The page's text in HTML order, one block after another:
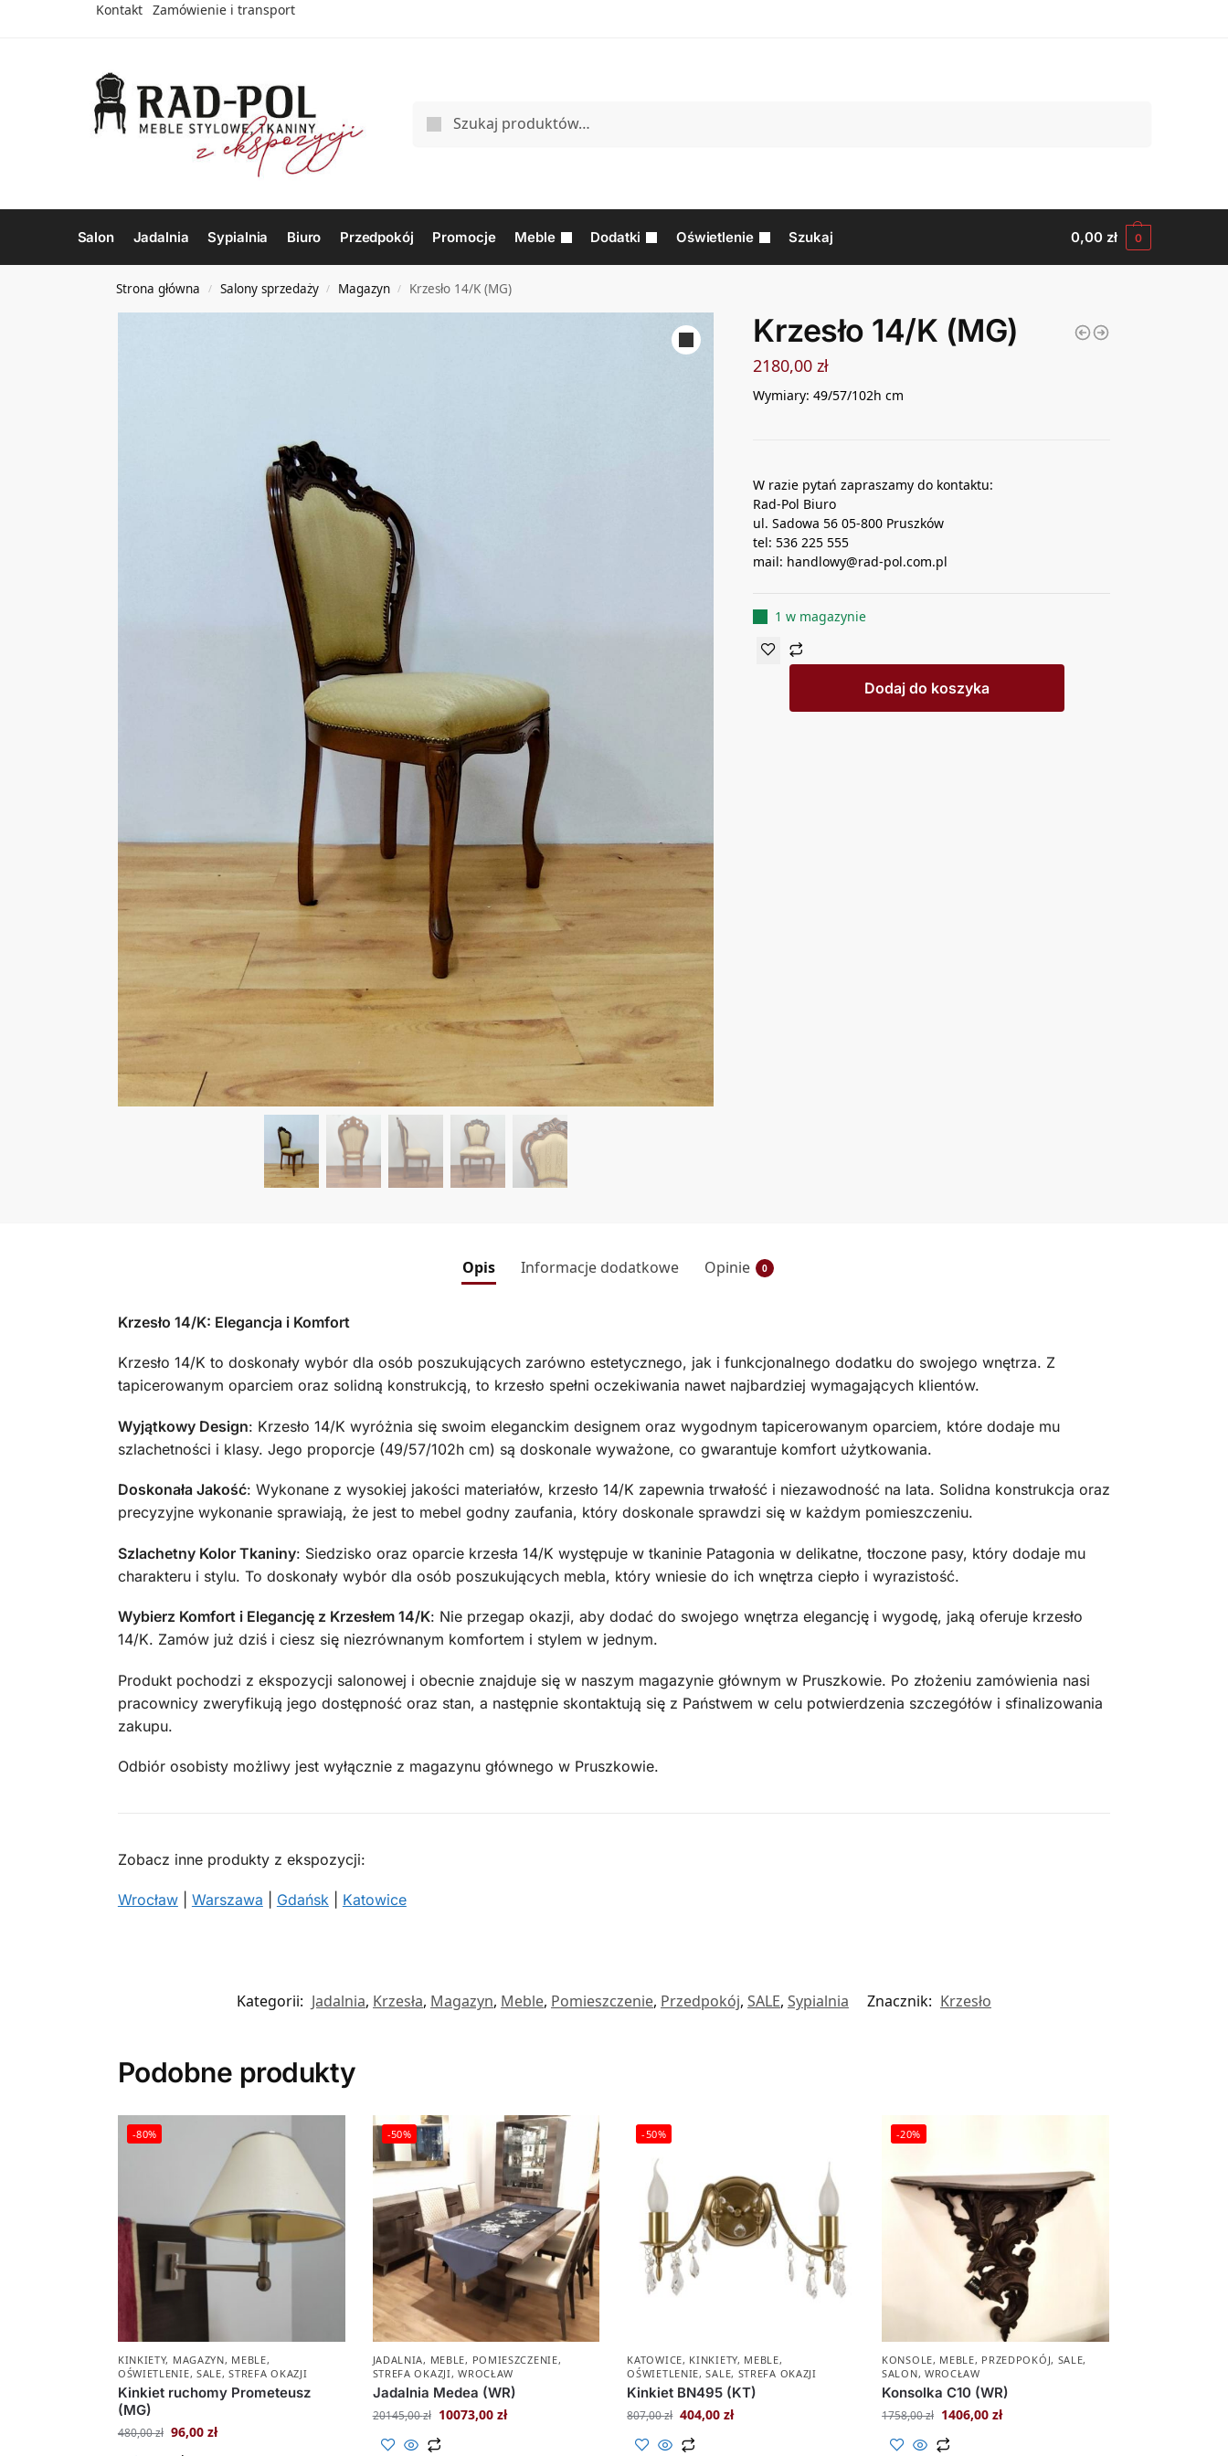
Kontakt Zamówienie i transport
Salon Jadalnia Sypialnia Biuro Przedpokój Promocje Meble Dodatki Oświetlenie Szukaj 0,00 zł 0
Strona główna / Salony sprzedaży / Magazyn / Krzesło 14/K (MG)
Krzesło 14/K (MG)
2180,00zł
Wymiary: 49/57/102h cm
W razie pytań zapraszamy do kontaktu:
Rad-Pol Biuro
ul. Sadowa 56 05-800 Pruszków
tel: 536 225 555
mail: handlowy@rad-pol.com.pl
1 w magazynie
Dodaj do koszyka
Opis Informacje dodatkowe Opinie 0
Krzesło 14/K: Elegancja i Komfort
Krzesło 14/K to doskonały wybór dla osób poszukujących zarówno estetycznego, jak i funkcjonalnego dodatku do swojego wnętrza. Z
tapicerowanym oparciem oraz solidną konstrukcją, to krzesło spełni oczekiwania nawet najbardziej wymagających klientów.
Wyjątkowy Design: Krzesło 14/K wyróżnia się swoim eleganckim designem oraz wygodnym tapicerowanym oparciem, które dodaje mu
szlachetności i klasy. Jego proporcje (49/57/102h cm) są doskonale wyważone, co gwarantuje komfort użytkowania.
Doskonała Jakość: Wykonane z wysokiej jakości materiałów, krzesło 14/K zapewnia trwałość i niezawodność na lata. Solidna konstrukcja oraz
precyzyjne wykonanie sprawiają, że jest to mebel godny zaufania, który doskonale sprawdzi się w każdym pomieszczeniu.
Szlachetny Kolor Tkaniny: Siedzisko oraz oparcie krzesła 14/K występuje w tkaninie Patagonia w delikatne, tłoczone pasy, który dodaje mu
charakteru i stylu. To doskonały wybór dla osób poszukujących mebla, który wniesie do ich wnętrza ciepło i wyrazistość.
Wybierz Komfort i Elegancję z Krzesłem 14/K: Nie przegap okazji, aby dodać do swojego wnętrza elegancję i wygodę, jaką oferuje krzesło
14/K. Zamów już dziś i ciesz się niezrównanym komfortem i stylem w jednym.
Produkt pochodzi z ekspozycji salonowej i obecnie znajduje się w naszym magazynie głównym w Pruszkowie. Po złożeniu zamówienia nasi
pracownicy zweryfikują jego dostępność oraz stan, a następnie skontaktują się z Państwem w celu potwierdzenia szczegółów i sfinalizowania
zakupu.
Odbiór osobisty możliwy jest wyłącznie z magazynu głównego w Pruszkowie.
Zobacz inne produkty z ekspozycji:
Wrocław| Warszawa Gdańsk| Katowice
Kategorii: Jadalnia, Krzesła, Magazyn, Meble, Pomieszczenie, Przedpokój, SALE, Sypialnia Znacznik: Krzesło
Podobne produkty
-80%
KINKIETY, MAGAZYN, MEBLE,
OŚWIETLENIE, SALE,STREFA OKAZJI
Kinkiet ruchomy Prometeusz
(MG)
480,00zł 96,00 zł
-50%
JADALNIA, MEBLE, POMIESZCZENIE,
STREFA OKAZJI,WROCŁAW
Jadalnia Medea (WR)
20145,00zł 10073,00 zł
-50%
KATOWICE, KINKIETY, MEBLE,
OŚWIETLENIE,SALE, STREFA OKAZJI
Kinkiet BN495 (KT)
807,00zł 404,00zł
-20%
KONSOLE, MEBLE, PRZEDPOKÓJ, SALE,
SALON, WROCŁAW
Konsolka C10 (WR)
1758,00zł 1406,00zł